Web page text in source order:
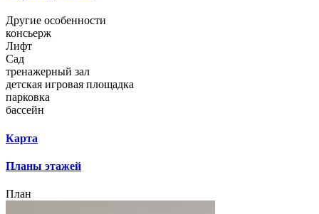
Другие особенности
консьерж
Лифт
Сад
тренажерный зал
детская игровая площадка
парковка
бассейн
Карта
Планы этажей
План